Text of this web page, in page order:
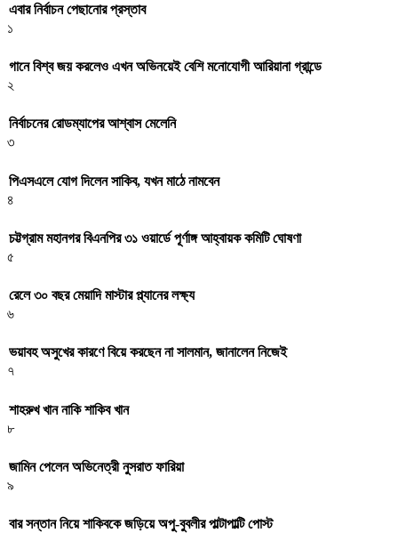
এবার নির্বাচন পেছানোর প্রস্তাব
১
গানে বিশ্ব জয় করলেও এখন অভিনয়েই বেশি মনোযোগী আরিয়ানা গ্রান্ডে
২
নির্বাচনের রোডম্যাপের আশ্বাস মেলেনি
৩
পিএসএলে যোগ দিলেন সাকিব, যখন মাঠে নামবেন
৪
চট্টগ্রাম মহানগর বিএনপির ৩১ ওয়ার্ডে পূর্ণাঙ্গ আহ্বায়ক কমিটি ঘোষণা
৫
রেলে ৩০ বছর মেয়াদি মাস্টার প্ল্যানের লক্ষ্য
৬
ভয়াবহ অসুখের কারণে বিয়ে করছেন না সালমান, জানালেন নিজেই
৭
শাহরুখ খান নাকি শাকিব খান
৮
জামিন পেলেন অভিনেত্রী নুসরাত ফারিয়া
৯
বার সন্তান নিয়ে শাকিবকে জড়িয়ে অপু-বুবলীর পাল্টাপাল্টি পোস্ট